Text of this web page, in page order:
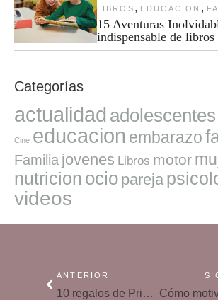
LIBROS , EDUCACION ,
15 Aventuras
indispensable de
Categorías
actualidad adolescentes
Cine educacion embarazo
Familia jovenes Libros motor
nutricion ocio pareja
videos
ANTERIOR
10 regalos de Primera Comunión para acertar